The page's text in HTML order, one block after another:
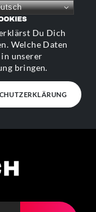
Du Dich
Welche Daten
unserer
bringen.